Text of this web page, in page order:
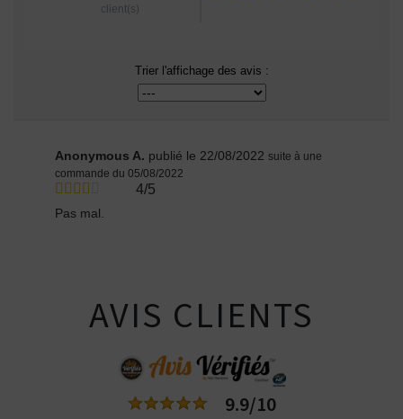
client(s)
Trier l'affichage des avis :
Anonymous A. publié le 22/08/2022 suite à une
commande du 05/08/2022
4/5
Pas mal.
AVIS CLIENTS
9.9/10